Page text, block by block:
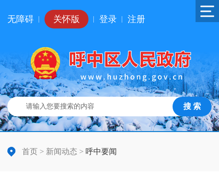
无障碍 关怀版 登录 注册
搜 索
首页 > 新闻动态 > 呼中要闻